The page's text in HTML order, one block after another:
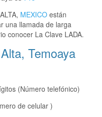
MEXICO están
una llamada de larga
conocer La Clave LADA.
Temoaya
(Número telefónico)
de celular )